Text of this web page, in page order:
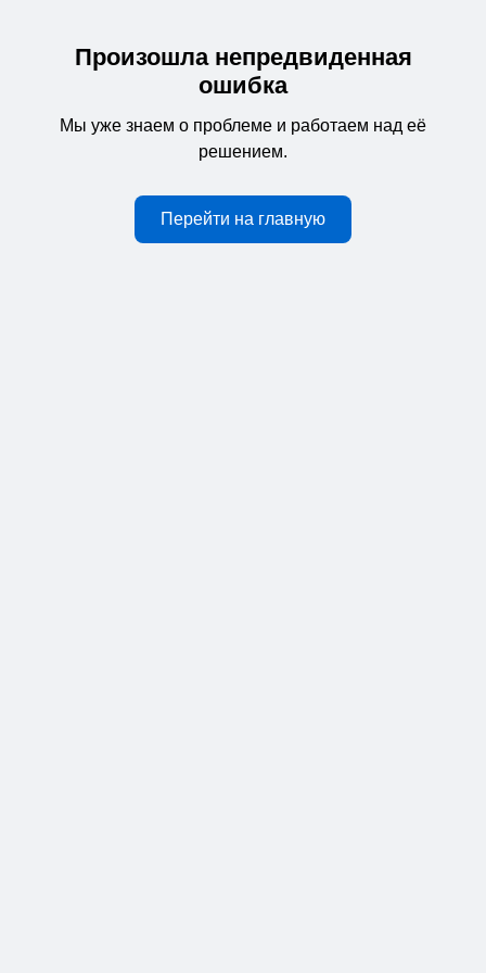
Произошла непредвиденная
ошибка
Мы уже знаем о проблеме и работаем над её
решением.
Перейти на главную